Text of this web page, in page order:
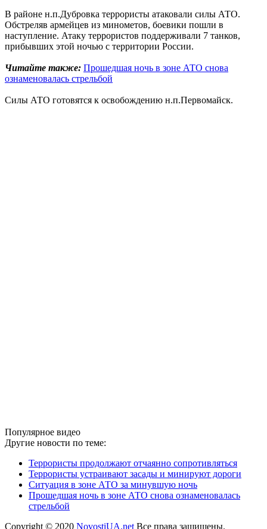
В районе н.п.Дубровка террористы атаковали силы АТО.
Обстреляв армейцев из минометов, боевики пошли в
наступление. Атаку террористов поддерживали 7 танков,
прибывших этой ночью с территории России.
Читайте также: Прошедшая ночь в зоне АТО снова
ознаменовалась стрельбой
Силы АТО готовятся к освобождению н.п.Первомайск.
Популярное видео
Другие новости по теме:
Террористы продолжают отчаянно сопротивляться
Террористы устраивают засады и минируют дороги
Ситуация в зоне АТО за минувшую ночь
Прошедшая ночь в зоне АТО снова ознаменовалась
стрельбой
Copyright © 2020 NovostiUA.net Все права защищены.